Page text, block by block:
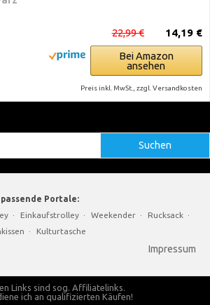
14,19 €
22,99 €
Bei Amazon
ansehen
Preis inkl. MwSt., zzgl. Versandkosten
Suchen
Portale:
· Einkaufstrolley · Weekender · Rucksack ·
· Kulturtasche
Impressum
Links sind sog. Affiliatelinks.
ich an qualifizierten Käufen!